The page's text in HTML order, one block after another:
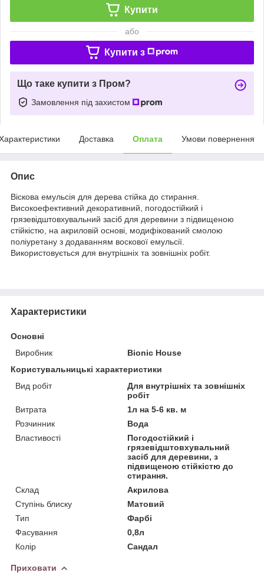
Купити
або
Купити з
Що таке купити з Пром?
Замовлення під захистом
Доставка Оплата Умови повернення
Опис
Віскова емульсія для дерева стійка до стирання.
Високоефективний декоративний, погодостійкий і
грязевідштовхувальний засіб для деревини з підвищеною
стійкістю, на акриловій основі, модифікований смолою
поліуретану з додаванням воскової емульсії.
Використовується для внутрішніх та зовнішніх робіт.
Характеристики
Основні
Виробник
Bionic House
Користувальницькі характеристики
Вид робіт
Для внутрішніх та зовнішніх
робіт
Витрата
1л на 5-6 кв. м
Розчинник
Вода
Властивості
Погодостійкий і
грязевідштовхувальний
засіб для деревини, з
підвищеною стійкістю до
стирання.
Склад
Акрилова
Ступінь блиску
Матовий
Тип
Фарбі
Фасування
0,8л
Колір
Сандал
Приховати